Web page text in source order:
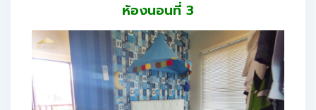
ห้องนอนที่ 3